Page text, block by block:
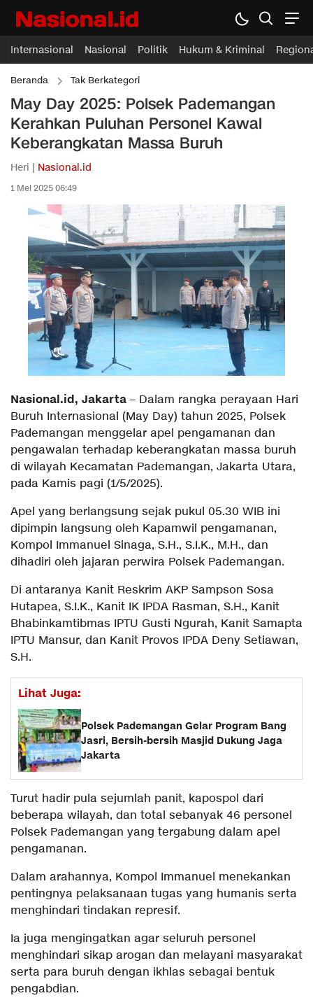
Internasional Nasional Politik Hukum & Kriminal
Beranda Tak Berkategori
May Day 2025: Polsek Pademangan
Kerahkan Puluhan Personel Kawal
Keberangkatan Massa Buruh
Heri | Nasional.id
1 Mei 2025 06:49
Nasional.id, Jakarta – Dalam rangka perayaan Hari
Buruh Internasional (May Day) tahun 2025, Polsek
Pademangan menggelar apel pengamanan dan
pengawalan terhadap keberangkatan massa buruh
di wilayah Kecamatan Pademangan, Jakarta Utara,
pada Kamis pagi (1/5/2025).
Apel yang berlangsung sejak pukul 05.30 WIB ini
dipimpin langsung oleh Kapamwil pengamanan,
Kompol Immanuel Sinaga, S.H., S.I.K., M.H., dan
dihadiri oleh jajaran perwira Polsek Pademangan.
Di antaranya Kanit Reskrim AKP Sampson Sosa
Hutapea, S.I.K., Kanit IK IPDA Rasman, S.H., Kanit
Bhabinkamtibmas IPTU Gusti Ngurah, Kanit Samapta
IPTU Mansur, dan Kanit Provos IPDA Deny Setiawan,
S.H.
Lihat Juga:
Polsek Pademangan Gelar Program Bang
Jasri, Bersih-bersih Masjid Dukung Jaga
Jakarta
Turut hadir pula sejumlah panit, kapospol dari
beberapa wilayah, dan total sebanyak 46 personel
Polsek Pademangan yang tergabung dalam apel
pengamanan.
Dalam arahannya, Kompol Immanuel menekankan
pentingnya pelaksanaan tugas yang humanis serta
menghindari tindakan represif.
Ia juga mengingatkan agar seluruh personel
menghindari sikap arogan dan melayani masyarakat
serta para buruh dengan ikhlas sebagai bentuk
pengabdian.